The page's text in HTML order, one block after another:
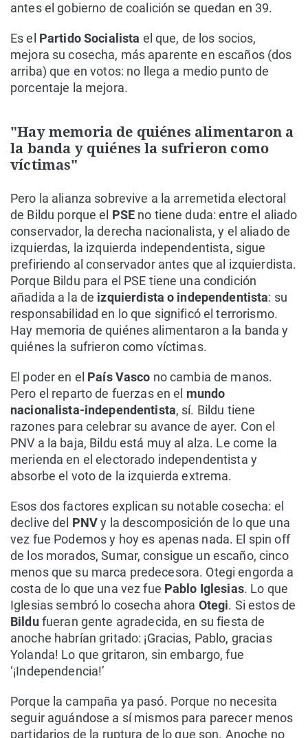
antes el gobierno de coalición se quedan en 39.
Es el Partido Socialista el que, de los socios,
mejora su cosecha, más aparente en escaños (dos
arriba) que en votos: no llega a medio punto de
porcentaje la mejora.
"Hay memoria de quiénes alimentaron a
la banda y quiénes la sufrieron como
víctimas"
Pero la alianza sobrevive a la arremetida electoral
de Bildu porque el PSE no tiene duda: entre el aliado
conservador, la derecha nacionalista, y el aliado de
izquierdas, la izquierda independentista, sigue
prefiriendo al conservador antes que al izquierdista.
Porque Bildu para el PSE tiene una condición
añadida a la de izquierdista o independentista: su
responsabilidad en lo que significó el terrorismo.
Hay memoria de quiénes alimentaron a la banda y
quiénes la sufrieron como víctimas.
El poder en el País Vasco no cambia de manos.
Pero el reparto de fuerzas en el mundo
nacionalista-independentista, sí. Bildu tiene
razones para celebrar su avance de ayer. Con el
PNV a la baja, Bildu está muy al alza. Le come la
merienda en el electorado independentista y
absorbe el voto de la izquierda extrema.
Esos dos factores explican su notable cosecha: el
declive del PNVy la descomposición de lo que una
vez fue Podemos y hoy es apenas nada. El spin off
de los morados, Sumar, consigue un escaño, cinco
menos que su marca predecesora. Otegi engorda a
costa de lo que una vez fue Pablo Iglesias. Lo que
Iglesias sembró lo cosecha ahora Otegi. Si estos de
Bildufueran gente agradecida, en su fiesta de
anoche habrían gritado: ¡Gracias, Pablo, gracias
Yolanda! Lo que gritaron, sin embargo, fue
‘¡Independencia!’
Porque la campaña ya pasó. Porque no necesita
seguir aguándose a sí mismos para parecer menos
partidarios de la ruptura de lo que son. Anoche no